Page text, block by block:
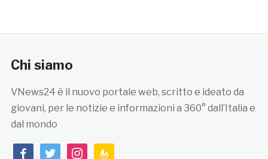
Chi siamo
VNews24 è il nuovo portale web, scritto e ideato da
giovani, per le notizie e informazioni a 360° dall’Italia e
dal mondo
facebooktwitterinstagramfeedburner